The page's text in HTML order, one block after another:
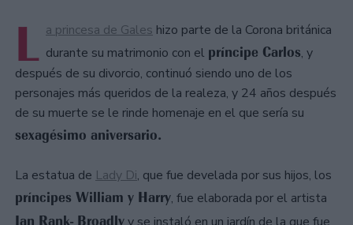
L a princesa de Gales hizo parte de la Corona británica
durante su matrimonio con el príncipe Carlos, y
después de su divorcio, continuó siendo uno de los
personajes más queridos de la realeza, y 24 años después
de su muerte se le rinde homenaje en el que sería su
sexagésimo aniversario.
La estatua de Lady Di, que fue develada por sus hijos, los
príncipes William y Harry, fue elaborada por el artista
Ian Rank- Broadly